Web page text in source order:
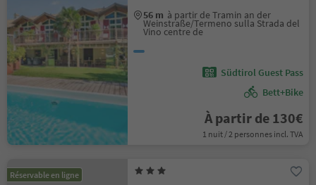
56 m à partir de Tramin an der
Weinstraße/Termeno sulla Strada del
Vino centre de
Südtirol Guest Pass
Bett+Bike
À partir de 130€
1 nuit / 2 personnes incl. TVA
Réservable en ligne